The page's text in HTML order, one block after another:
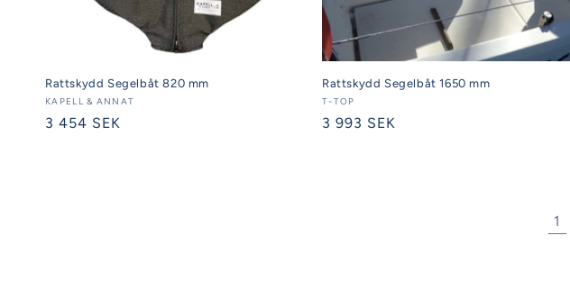
Rattskydd Segelbåt 820 mm
Säljare:
KAPELL & ANNAT
Ordinarie
3 454 SEK
Rattskydd Segelbåt 1650 mm
Säljare:
T-TOP
Ordinarie
3 993 SEK
1